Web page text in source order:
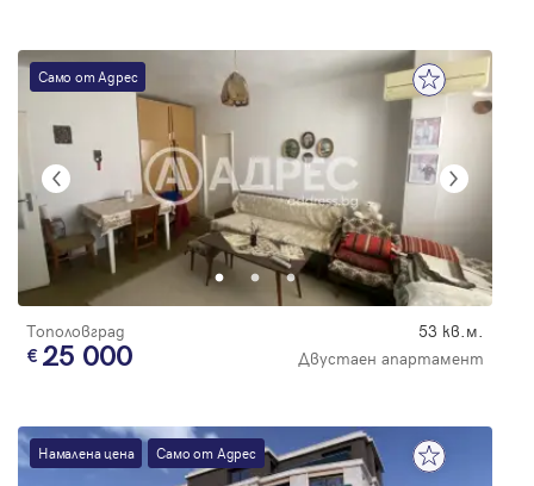
Само от Адрес
Тополовград 53 кв.м.
25 000 Двустаен апартамент
Намалена цена Само от Адрес